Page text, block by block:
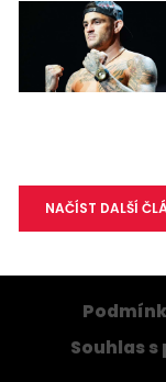
NAČÍST DALŠÍ
Souhlas